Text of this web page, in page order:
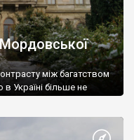
між багатством
Україні більше не